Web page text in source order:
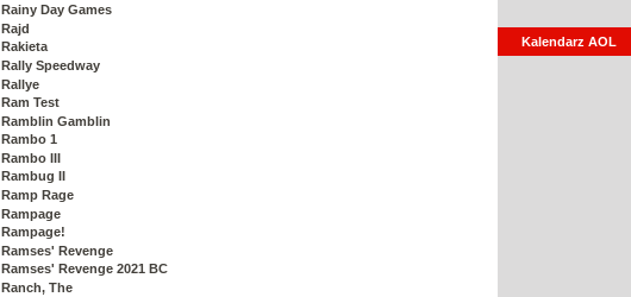
Rainy Day Games
Rajd
Rakieta
Rally Speedway
Rallye
Ram Test
Ramblin Gamblin
Rambo 1
Rambo III
Rambug II
Ramp Rage
Rampage
Rampage!
Ramses' Revenge
Ramses' Revenge 2021 BC
Ranch, The
Kalendarz AOL